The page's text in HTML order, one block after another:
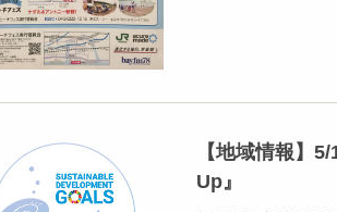
【地域情報】
Up』